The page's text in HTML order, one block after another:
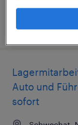
veröffentlicht am
Auto und
sofort